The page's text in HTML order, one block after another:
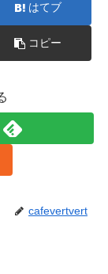
はてブ
コピー
cafevertvert